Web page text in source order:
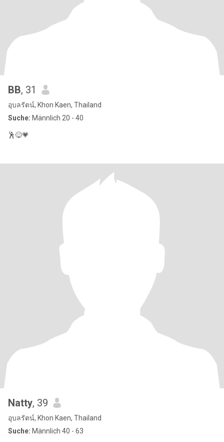
BB, 31
อุบลรัตน์, Khon Kaen, Thailand
Suche: Männlich 20 - 40
🕺😋💗
Natty, 39
อุบลรัตน์, Khon Kaen, Thailand
Suche: Männlich 40 - 63